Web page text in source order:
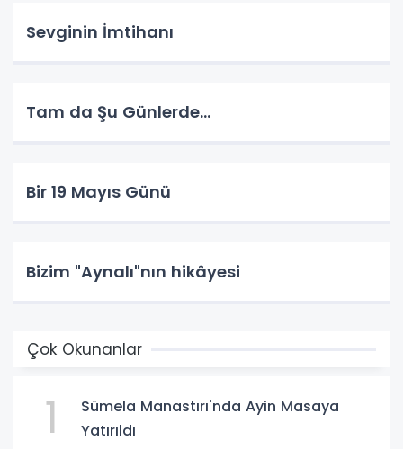
Sevginin İmtihanı
Tam da Şu Günlerde...
Bir 19 Mayıs Günü
Bizim "Aynalı"nın hikâyesi
Çok Okunanlar
1
Sümela Manastırı'nda Ayin Masaya
Yatırıldı